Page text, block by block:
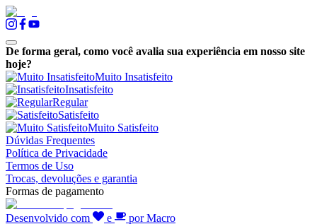
De forma geral, como você avalia sua experiência em nosso site
hoje?
Muito Insatisfeito
Insatisfeito
Regular
Satisfeito
Muito Satisfeito
Dúvidas Frequentes
Política de Privacidade
Termos de Uso
Trocas, devoluções e garantia
Formas de pagamento
Desenvolvido com e
por Macro